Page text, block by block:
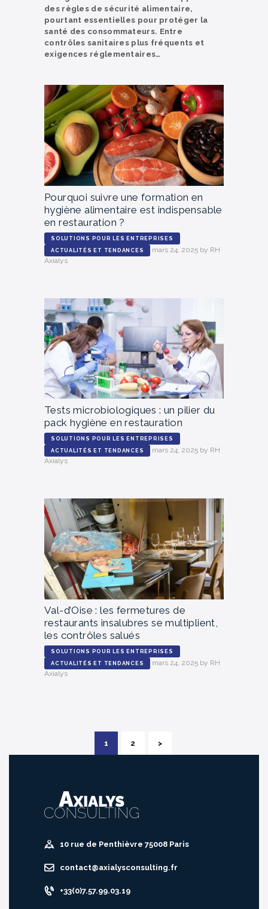
des règles de sécurité alimentaire,
pourtant essentielles pour protéger la
santé des consommateurs. Entre
contrôles sanitaires plus fréquents et
exigences réglementaires…
Pourquoi suivre une formation en
hygiène alimentaire est indispensable
en restauration ?
SOLUTIONS POUR LES ENTREPRISES
ACTUALITÉS ET TENDANCES
mars 24, 2025 by RH
Axialys
Tests microbiologiques : un pilier du
pack hygiène en restauration
SOLUTIONS POUR LES ENTREPRISES
ACTUALITÉS ET TENDANCES
mars 24, 2025 by RH
Axialys
Val-d’Oise : les fermetures de
restaurants insalubres se multiplient,
les contrôles salués
SOLUTIONS POUR LES ENTREPRISES
ACTUALITÉS ET TENDANCES
mars 24, 2025 by RH
Axialys
Pagination
des
PAGE
1 PAGE
2 >
10 rue de Penthièvre 75008 Paris
contact@axialysconsulting.fr
+33(0)7.57.99.03.19